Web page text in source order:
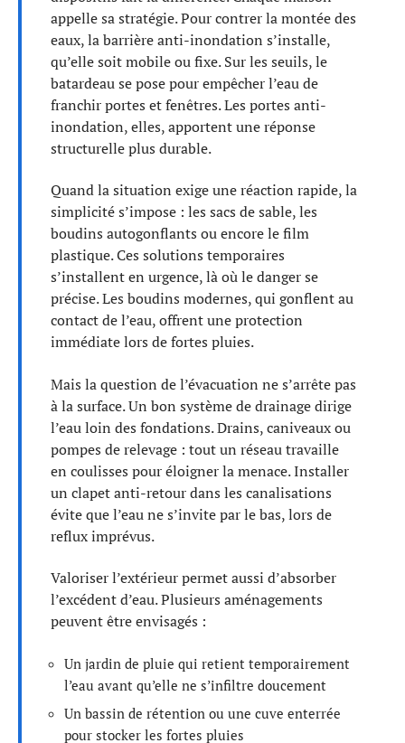
appelle sa stratégie. Pour contrer la montée des
eaux, la barrière anti-inondation s’installe,
qu’elle soit mobile ou fixe. Sur les seuils, le
batardeau se pose pour empêcher l’eau de
franchir portes et fenêtres. Les portes anti-
inondation, elles, apportent une réponse
structurelle plus durable.
Quand la situation exige une réaction rapide, la
simplicité s’impose : les sacs de sable, les
boudins autogonflants ou encore le film
plastique. Ces solutions temporaires
s’installent en urgence, là où le danger se
précise. Les boudins modernes, qui gonflent au
contact de l’eau, offrent une protection
immédiate lors de fortes pluies.
Mais la question de l’évacuation ne s’arrête pas
à la surface. Un bon système de drainage dirige
l’eau loin des fondations. Drains, caniveaux ou
pompes de relevage : tout un réseau travaille
en coulisses pour éloigner la menace. Installer
un clapet anti-retour dans les canalisations
évite que l’eau ne s’invite par le bas, lors de
reflux imprévus.
Valoriser l’extérieur permet aussi d’absorber
l’excédent d’eau. Plusieurs aménagements
peuvent être envisagés :
Un jardin de pluie qui retient temporairement
l’eau avant qu’elle ne s’infiltre doucement
Un bassin de rétention ou une cuve enterrée
pour stocker les fortes pluies